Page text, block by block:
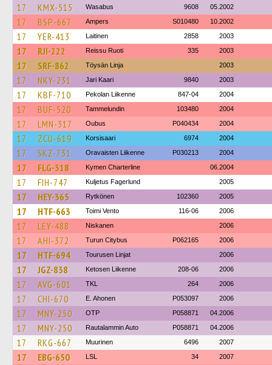
17 KMX-515 Wasabus 9608 05.2002
17 BSP-667 Ampers S010480 10.2002
17 YER-413 Laitinen 2858 2003
17 RJI-222 Reissu Ruoti 335 2003
17 SRF-862 Töysän Linja 2003
17 NKY-231 Jari Kaari 9840 2003
17 KBF-710 Pekolan Liikenne 847-04 2004
17 BUF-520 Tammelundin 103480 2004
17 LMN-317 Oubus P040434 2004
17 ZCU-619 Korsisaari 6974 2004
17 SKZ-731 Oravaisten Liikenne P030213 2004
17 FLG-318 Kymen Charterline 06.2004
17 FIH-747 Kuljetus Fagerlund 2005
17 HEY-365 Rytkönen 102360 2005
17 HTF-663 Toimi Vento 116-06 2006
17 LEY-488 Niskanen 2006
17 AHI-372 Turun Citybus P062165 2006
17 HTF-694 Tourusen Linjat 2006
17 JGZ-838 Ketosen Liikenne 208-06 2006
17 AVG-601 TKL 264 2006
17 CHI-670 E. Ahonen P053097 2006
17 MNY-250 OTP P058871 04.2006
17 MNY-250 Rautalammin Auto P058871 04.2006
17 RKG-667 Muurinen 6496 2007
17 EBG-650 LSL 34 2007